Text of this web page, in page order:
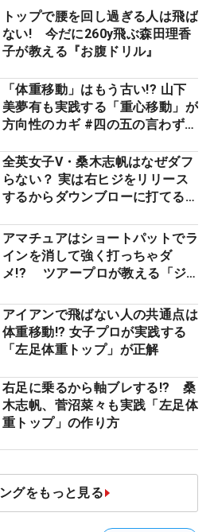
トップで腰を回し過ぎる人は飛ば
ない! 今だに260y飛ぶ森田理香
子が教える『お腹ドリル』
「体重移動」はもう古い!? 山下
美夢有も実践する「重心移動」が
方向性のカギ #四の五の言わず振
全英女子V・桑木志帆はなぜダフ
らない？ 実は右ヒジをリリース
するからダウンブローに打てる #
アマチュアはショートパットでラ
インを消して強く打っちゃダ
メ!? ツアープロが教える「ジ
減するワケ
アイアンで飛ばない人の共通点は
体重移動!? 女子プロが実践する
「左足体重トップ」が正解
右足に乗るから軸ブレする!? 桑
木志帆、菅沼菜々も実践「左足体
重トップ」の作り方
グをもっと見る